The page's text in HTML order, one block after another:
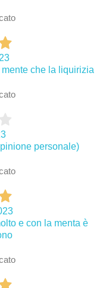
che la liquirizia
personale)
e con la menta è